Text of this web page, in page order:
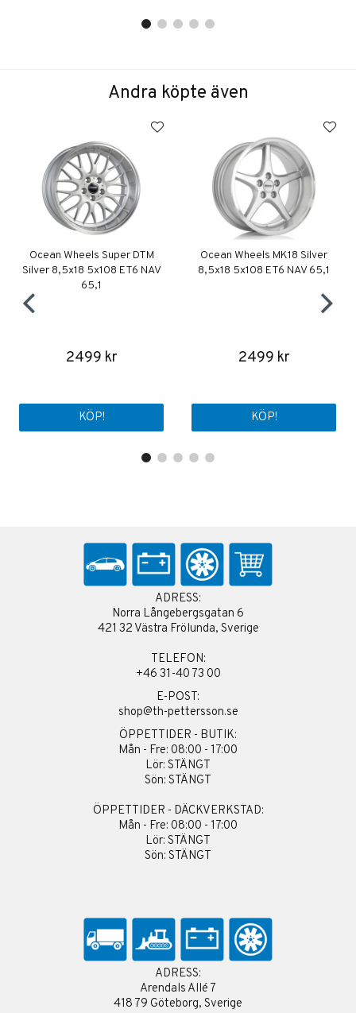
Andra köpte även
Ocean Wheels Super DTM
Silver 8,5x18 5x108 ET6 NAV
65,1
2499 kr
KÖP!
Ocean Wheels MK18 Silver
8,5x18 5x108 ET6 NAV 65,1
2499 kr
KÖP!
ADRESS:
Norra Långebergsgatan 6
421 32 Västra Frölunda, Sverige
TELEFON:
+46 31-40 73 00
E-POST:
shop@th-pettersson.se
ÖPPETTIDER - BUTIK:
Mån - Fre: 08:00 - 17:00
Lör: STÄNGT
Sön: STÄNGT
ÖPPETTIDER - DÄCKVERKSTAD:
Mån - Fre: 08:00 - 17:00
Lör: STÄNGT
Sön: STÄNGT
ADRESS:
Arendals Allé 7
418 79 Göteborg, Sverige